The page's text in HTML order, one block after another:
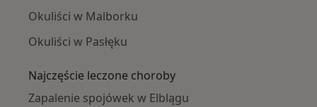
Okuliści w Malborku
Okuliści w Pasłęku
Najczęście leczone choroby
Zapalenie spojówek w Elblągu